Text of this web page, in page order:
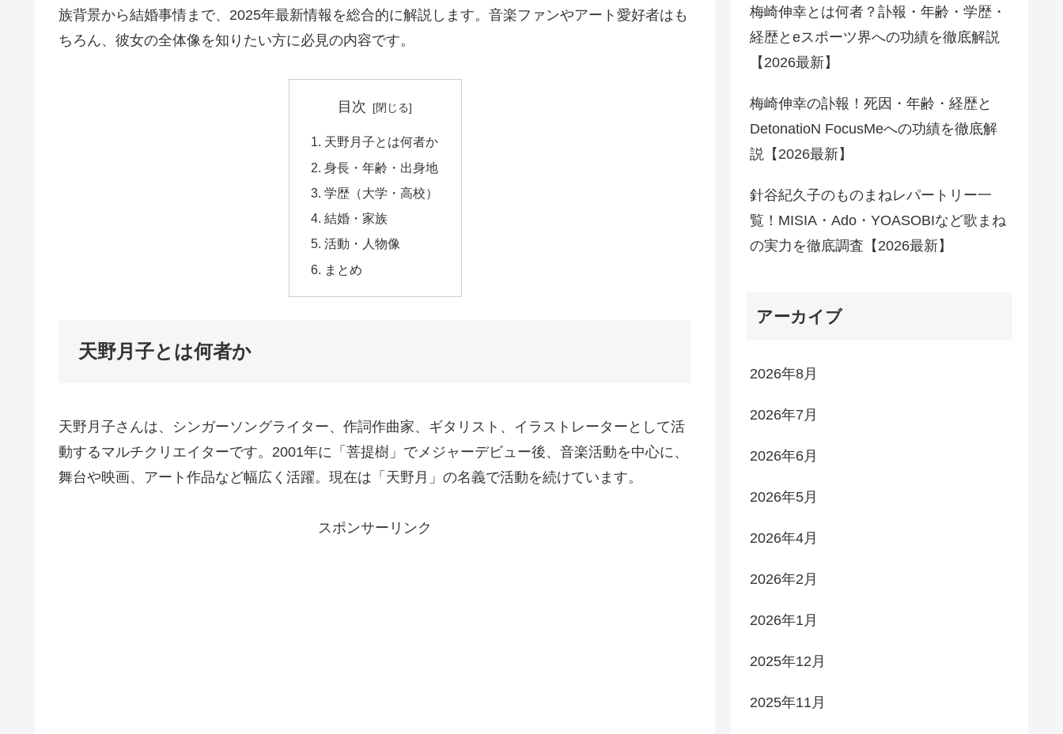
族背景から結婚事情まで、2025年最新情報を総合的に解説します。音楽ファンやアート愛好者はも
ちろん、彼女の全体像を知りたい方に必見の内容です。
目次
天野月子とは何者か
身長・年齢・出身地
学歴（大学・高校）
結婚・家族
活動・人物像
まとめ
天野月子とは何者か
天野月子さんは、シンガーソングライター、作詞作曲家、ギタリスト、イラストレーターとして活
動するマルチクリエイターです。2001年に「菩提樹」でメジャーデビュー後、音楽活動を中心に、
舞台や映画、アート作品など幅広く活躍。現在は「天野月」の名義で活動を続けています。
スポンサーリンク
梅崎伸幸とは何者？訃報・年齢・学歴・
経歴とeスポーツ界への功績を徹底解説
【2026最新】
梅崎伸幸の訃報！死因・年齢・経歴と
DetonatioN FocusMeへの功績を徹底解
説【2026最新】
針谷紀久子のものまねレパートリー一
覧！MISIA・Ado・YOASOBIなど歌まね
の実力を徹底調査【2026最新】
アーカイブ
2026年8月
2026年7月
2026年6月
2026年5月
2026年4月
2026年2月
2026年1月
2025年12月
2025年11月